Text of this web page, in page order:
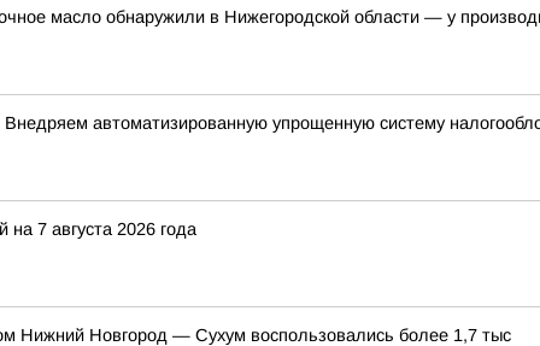
масло обнаружили в Нижегородской области — у
Внедряем автоматизированную упрощенную систему
на 7 августа 2026 года
Нижний Новгород — Сухум воспользовались более 1,7 тыс